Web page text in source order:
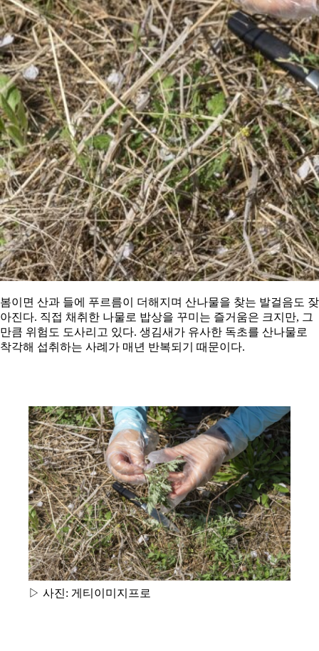
봄이면 산과 들에 푸르름이 더해지며 산나물을 찾는 발걸음도 잦
아진다. 직접 채취한 나물로 밥상을 꾸미는 즐거움은 크지만, 그
만큼 위험도 도사리고 있다. 생김새가 유사한 독초를 산나물로
착각해 섭취하는 사례가 매년 반복되기 때문이다.
▷ 사진: 게티이미지프로